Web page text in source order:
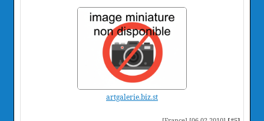
artgalerie.biz.st